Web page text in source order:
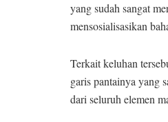
yang sudah sangat
mensosialisasikan
Terkait keluhan
garis pantainya yang
dari seluruh elemen